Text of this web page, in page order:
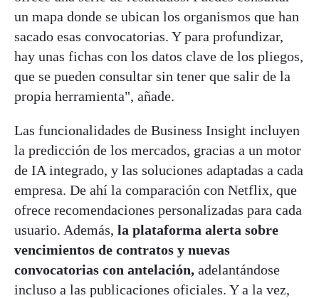
un mapa donde se ubican los organismos que han
sacado esas convocatorias. Y para profundizar,
hay unas fichas con los datos clave de los pliegos,
que se pueden consultar sin tener que salir de la
propia herramienta", añade.
Las funcionalidades de Business Insight incluyen
la predicción de los mercados, gracias a un motor
de IA integrado, y las soluciones adaptadas a cada
empresa. De ahí la comparación con Netflix, que
ofrece recomendaciones personalizadas para cada
usuario. Además, la plataforma alerta sobre
vencimientos de contratos y nuevas
convocatorias con antelación, adelantándose
incluso a las publicaciones oficiales. Y a la vez,